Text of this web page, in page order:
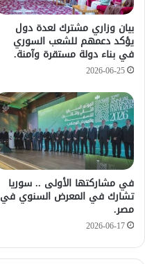
بيان وزاري مشترك لعدة دول
يؤكد دعمهم للشعب السوري
في بناء دولة مستقرة وآمنة.
2026-06-25
في مشاركتها الأولى .. سوريا
تشارك في المعرض السنوي في
مصر.
2026-06-17